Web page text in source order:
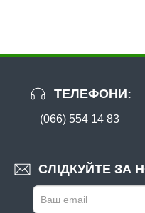
Гачок Fanatik
ТЕЛЕФОНИ:
(066) 554 14 83
СЛІДКУЙТЕ ЗА